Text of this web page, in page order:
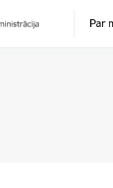
Par